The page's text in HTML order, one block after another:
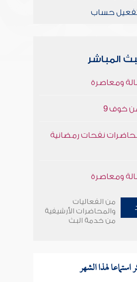
تفعيل حساب
المباشر
ومعاصرة
خوف 9
نفحات رمضانية
خوف 9
نفحات رمضانية
من الفعاليات
والمحاضرات الأرشيفية
من خدمة البث
استماعا لهذا الشهر